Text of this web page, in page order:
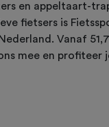
en appeltaart-
fietsers is
Vanaf
mee en profiteer